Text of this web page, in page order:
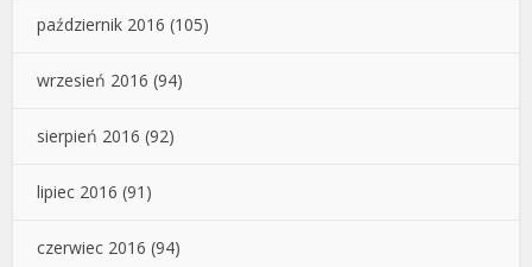
październik 2016 (105)
wrzesień 2016 (94)
sierpień 2016 (92)
lipiec 2016 (91)
czerwiec 2016 (94)